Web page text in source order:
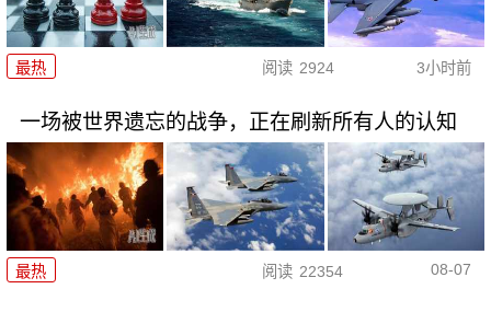
最热 阅读 2924 3小时前
一场被世界遗忘的战争，正在刷新所有人的认知
最热 阅读 22354 08-07